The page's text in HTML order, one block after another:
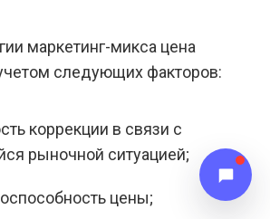
маркетинг-микса цена
следующих факторов:
коррекции в связи с
рыночной ситуацией;
цены;